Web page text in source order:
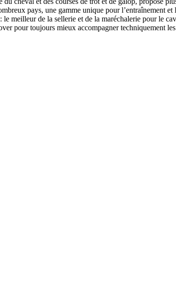
pays, une gamme unique pour l’entraînement
meilleur de la sellerie et de la maréchalerie pour le
pour toujours mieux accompagner techniquement